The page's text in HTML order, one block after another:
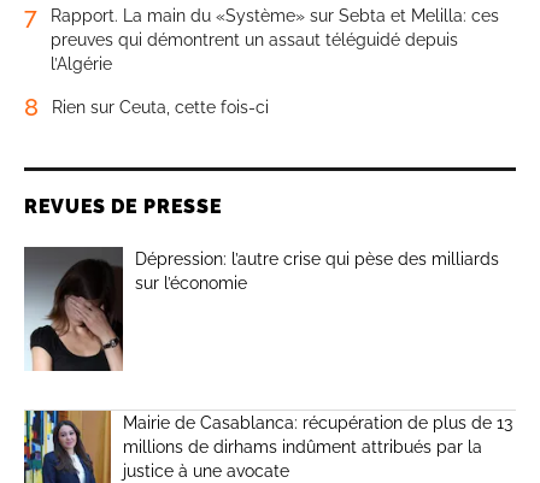
7
Rapport. La main du «Système» sur Sebta et Melilla: ces
preuves qui démontrent un assaut téléguidé depuis
l’Algérie
8 Rien sur Ceuta, cette fois-ci
REVUES DE PRESSE
Dépression: l’autre crise qui pèse des milliards
sur l’économie
Mairie de Casablanca: récupération de plus de 13
millions de dirhams indûment attribués par la
justice à une avocate